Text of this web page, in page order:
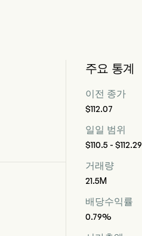
주요 통계
이전 종가
$112.07
일일 범위
$110.5 - $112.29
거래량
21.5M
배당수익률
0.79%